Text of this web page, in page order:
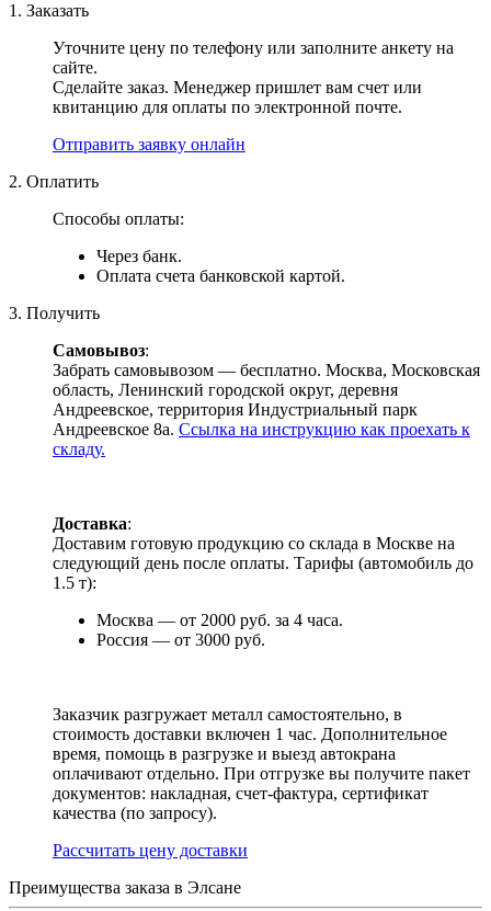
1. Заказать
Уточните цену по телефону или заполните анкету на
сайте.
Сделайте заказ. Менеджер пришлет вам счет или
квитанцию для оплаты по электронной почте.
Отправить заявку онлайн
2. Оплатить
Способы оплаты:
Через банк.
Оплата счета банковской картой.
3. Получить
Самовывоз:
Забрать самовывозом — бесплатно. Москва, Московская
область, Ленинский городской округ, деревня
Андреевское, территория Индустриальный парк
Андреевское 8а. Ссылка на инструкцию как проехать к
складу.
Доставка:
Доставим готовую продукцию со склада в Москве на
следующий день после оплаты. Тарифы (автомобиль до
1.5 т):
Москва — от 2000 руб. за 4 часа.
Россия — от 3000 руб.
Заказчик разгружает металл самостоятельно, в
стоимость доставки включен 1 час. Дополнительное
время, помощь в разгрузке и выезд автокрана
оплачивают отдельно. При отгрузке вы получите пакет
документов: накладная, счет-фактура, сертификат
качества (по запросу).
Раcсчитать цену доставки
Преимущества заказа в Элсане